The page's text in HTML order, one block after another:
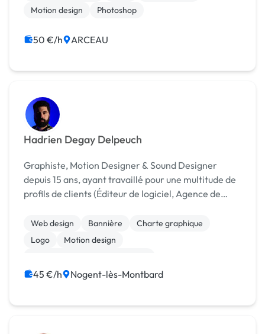
aussi avoi...
Motion design
Photoshop
50 €/h ARCEAU
Hadrien Degay Delpeuch
Graphiste, Motion Designer & Sound Designer
depuis 15 ans, ayant travaillé pour une multitude de
profils de clients (Éditeur de logiciel, Agence de
je me présente comme un profil maitrisant la ...
Web design Bannière
Charte graphique
Logo
Motion design
45 €/h Nogent-lès-Montbard